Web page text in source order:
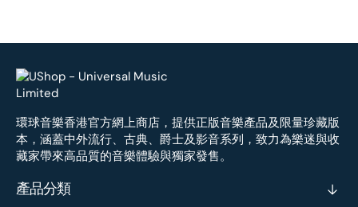
環球音樂香港官方網上商店，提供正版音樂產品及限量珍藏版
本，涵蓋中外流行、古典、爵士及影音系列，致力為樂迷與收
藏家帶來高品質的音樂體驗與獨家發售。
產品分類